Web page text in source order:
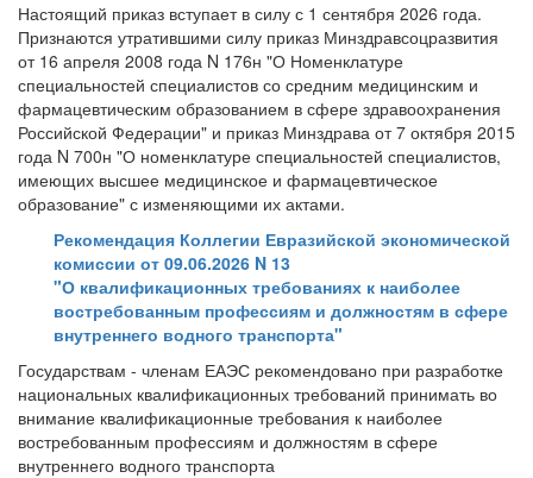
Настоящий приказ вступает в силу с 1 сентября 2026 года.
Признаются утратившими силу приказ Минздравсоцразвития
от 16 апреля 2008 года N 176н "О Номенклатуре
специальностей специалистов со средним медицинским и
фармацевтическим образованием в сфере здравоохранения
Российской Федерации" и приказ Минздрава от 7 октября 2015
года N 700н "О номенклатуре специальностей специалистов,
имеющих высшее медицинское и фармацевтическое
образование" с изменяющими их актами.
Рекомендация Коллегии Евразийской экономической
комиссии от 09.06.2026 N 13
"О квалификационных требованиях к наиболее
востребованным профессиям и должностям в сфере
внутреннего водного транспорта"
Государствам - членам ЕАЭС рекомендовано при разработке
национальных квалификационных требований принимать во
внимание квалификационные требования к наиболее
востребованным профессиям и должностям в сфере
внутреннего водного транспорта